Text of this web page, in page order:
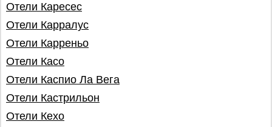
Отели Каресес
Отели Карралус
Отели Карреньо
Отели Касо
Отели Каспио Ла Вега
Отели Кастрильон
Отели Кехо